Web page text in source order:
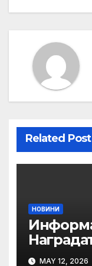
Related Post
НОВИНИ
на ОАЕ
MAY 12, 2026